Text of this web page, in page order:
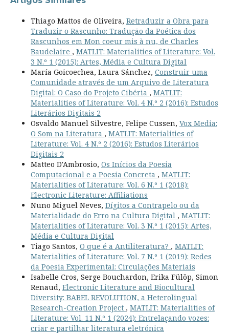
Thiago Mattos de Oliveira, Retraduzir a Obra para
Traduzir o Rascunho: Tradução da Poética dos
Rascunhos em Mon coeur mis à nu, de Charles
Baudelaire , MATLIT: Materialities of Literature: Vol.
3 N.º 1 (2015): Artes, Média e Cultura Digital
María Goicoechea, Laura Sánchez, Construir uma
Comunidade através de um Arquivo de Literatura
Digital: O Caso do Projeto Cibéria , MATLIT:
Materialities of Literature: Vol. 4 N.º 2 (2016): Estudos
Literários Digitais 2
Osvaldo Manuel Silvestre, Felipe Cussen, Vox Media:
O Som na Literatura , MATLIT: Materialities of
Literature: Vol. 4 N.º 2 (2016): Estudos Literários
Digitais 2
Matteo D'Ambrosio, Os Inícios da Poesia
Computacional e a Poesia Concreta , MATLIT:
Materialities of Literature: Vol. 6 N.º 1 (2018):
Electronic Literature: Affiliations
Nuno Miguel Neves, Dígitos a Contrapelo ou da
Materialidade do Erro na Cultura Digital , MATLIT:
Materialities of Literature: Vol. 3 N.º 1 (2015): Artes,
Média e Cultura Digital
Tiago Santos, O que é a Antiliteratura? , MATLIT:
Materialities of Literature: Vol. 7 N.º 1 (2019): Redes
da Poesia Experimental: Circulações Materiais
Isabelle Cros, Serge Bouchardon, Erika Fülöp, Simon
Renaud, Electronic Literature and Biocultural
Diversity: BABEL REVOLUTION, a Heterolingual
Research-Creation Project , MATLIT: Materialities of
Literature: Vol. 11 N.º 1 (2024): Entrelaçando vozes:
criar e partilhar literatura eletrónica